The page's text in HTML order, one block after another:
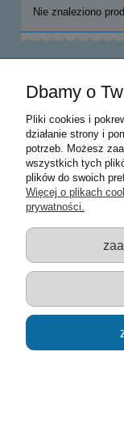
Nie znaleziono
Sklep z
edukacyjne ::
:: Zabawkownia ::
Dbamy o
Pliki cookies i
działanie strony i
potrzeb. Możesz
wszystkich tych
plików do swoich
Więcej o plikach
prywatności.